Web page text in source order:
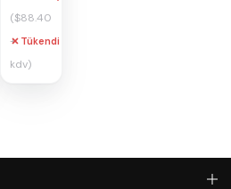
($88.40
+
kdv)
Tükendi